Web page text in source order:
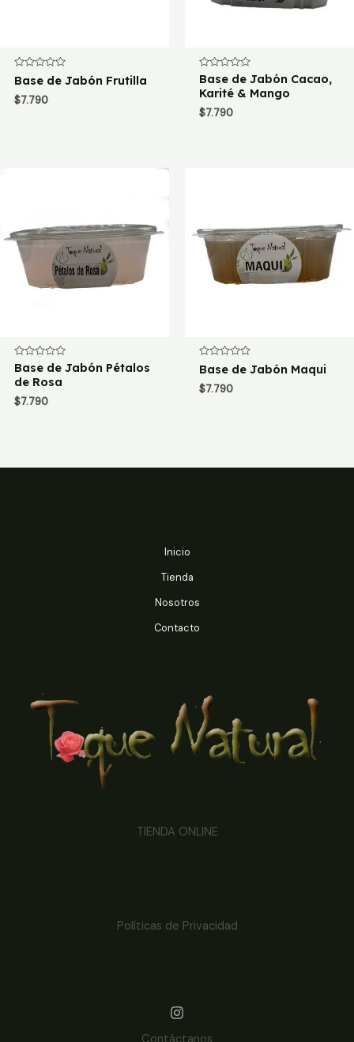
Valorado
con
0
de
Base de Jabón Frutilla
$7.790
Valorado
con
0
de
5
Base de Jabón Cacao,
Karité & Mango
$7.790
Valorado
con
0
de
5
Base de Jabón Pétalos
de Rosa
$7.790
Valorado
con
0
de
Base de Jabón Maqui
$7.790
Inicio
Tienda
Nosotros
Contacto
TIENDA ONLINE
Políticas de Privacidad